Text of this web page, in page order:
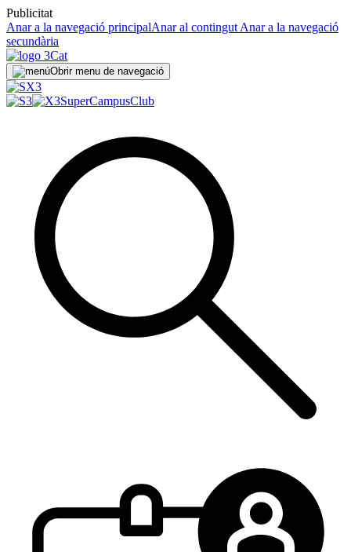
Publicitat
Anar a la navegació principalAnar al contingut Anar a la navegació
secundària
Obrir menu de navegació
SuperCampusClub